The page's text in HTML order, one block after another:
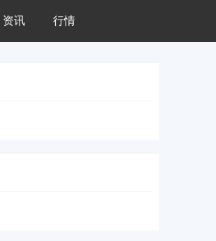
资讯 行情